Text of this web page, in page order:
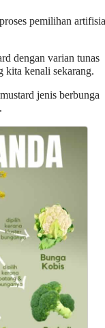
pemilihan
dengan varian tunas
kita kenali sekarang.
jenis berbunga